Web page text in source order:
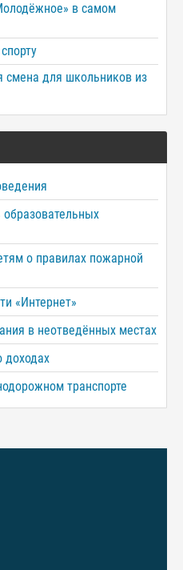
в самом
смена для школьников из
о правилах пожарной
«Интернет»
в неотведённых местах
доходах
транспорте